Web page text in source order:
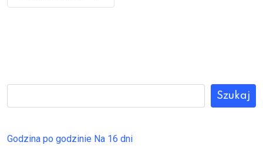
Szukaj
Godzina po godzinie Na 16 dni